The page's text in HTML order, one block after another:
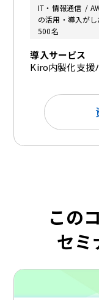
IT・情報通信
の活用・導入が
500名
導入サービス
Kiro内製化支援
この
セミ